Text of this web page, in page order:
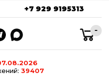
+7 929 9195313
-
39407